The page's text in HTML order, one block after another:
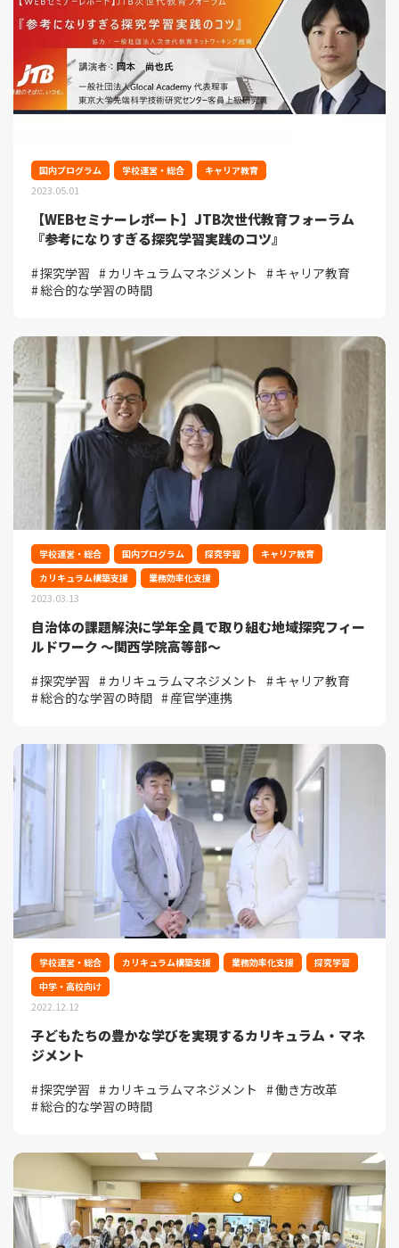
国内プログラム 学校運営・総合 キャリア教育
2023.05.01
【WEBセミナーレポート】JTB次世代教育フォーラム
『参考になりすぎる探究学習実践のコツ』
探究学習 カリキュラムマネジメント
キャリア教育
総合的な学習の時間
学校運営・総合 国内プログラム 探究学習
キャリア教育
カリキュラム構築支援
業務効率化支援
2023.03.13
自治体の課題解決に学年全員で取り組む地域探究フィー
ルドワーク ～関西学院高等部～
探究学習 カリキュラムマネジメント
キャリア教育
総合的な学習の時間
産官学連携
学校運営・総合 カリキュラム構築支援 業務効率化支援
探究学習
中学・高校向け
2022.12.12
子どもたちの豊かな学びを実現するカリキュラム・マネ
ジメント
探究学習 カリキュラムマネジメント
働き方改革
総合的な学習の時間